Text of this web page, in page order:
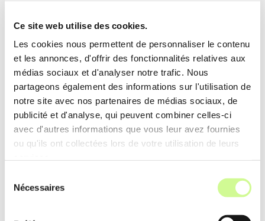
Ce site web utilise des cookies.
Les cookies nous permettent de personnaliser le contenu
et les annonces, d'offrir des fonctionnalités relatives aux
médias sociaux et d'analyser notre trafic. Nous
partageons également des informations sur l'utilisation de
notre site avec nos partenaires de médias sociaux, de
publicité et d'analyse, qui peuvent combiner celles-ci
avec d'autres informations que vous leur avez fournies
ou qu'ils ont collectées lors de votre utilisation de leurs
Nécessaires
forme derapportsdétaillés, offrant une vue
d’ensemble claire et précise des aspects à
améliorer.
Exemple d’utilisation
Les freelances peuvent présenter desrapports
détaillésà leurs clients, montrant les points forts et
les axes d’amélioration du logo, augmentant ainsi la
transparence et la satisfaction client.